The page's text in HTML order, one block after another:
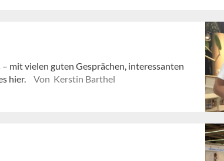
mit vielen guten Gesprächen, interessanten
hier.
Von Kerstin Barthel